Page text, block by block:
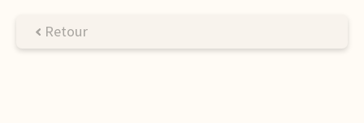
Retour